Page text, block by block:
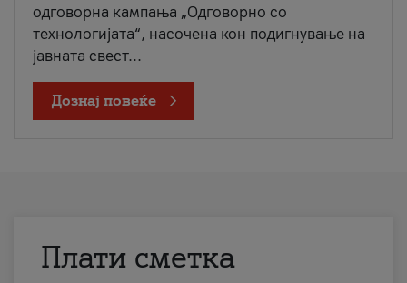
одговорна кампања „Одговорно со
технологијата“, насочена кон подигнување на
јавната свест...
Дознај повеќе
Плати сметка